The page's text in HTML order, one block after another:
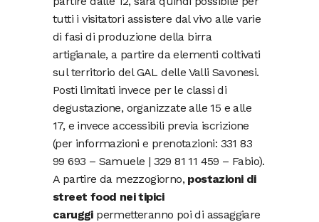
tutti i visitatori assistere dal vivo alle varie
di fasi di produzione della birra
artigianale, a partire da elementi coltivati
sul territorio del GAL delle Valli Savonesi.
Posti limitati invece per le classi di
degustazione, organizzate alle 15 e alle
17, e invece accessibili previa iscrizione
(per informazioni e prenotazioni: 331 83
99 693 – Samuele | 329 81 11 459 – Fabio).
A partire da mezzogiorno,postazioni di
street food nei tipici
caruggipermetteranno poi di assaggiare